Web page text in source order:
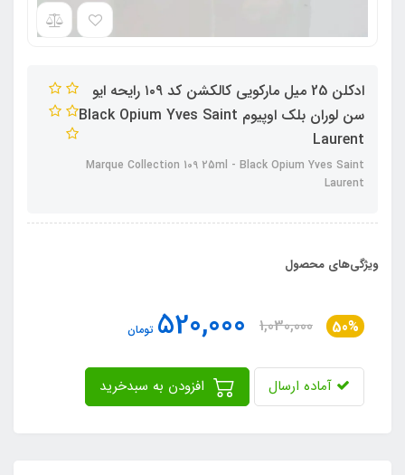
ادکلن 25 میل مارکویی کالکشن کد ۱۰۹ رایحه ایو
سن لوران بلک اوپیوم Black Opium Yves Saint
Laurent
Marque Collection 109 25ml - Black Opium Yves Saint
Laurent
ویژگی‌های محصول
50%
1,030,000
520,000 تومان
آماده ارسال